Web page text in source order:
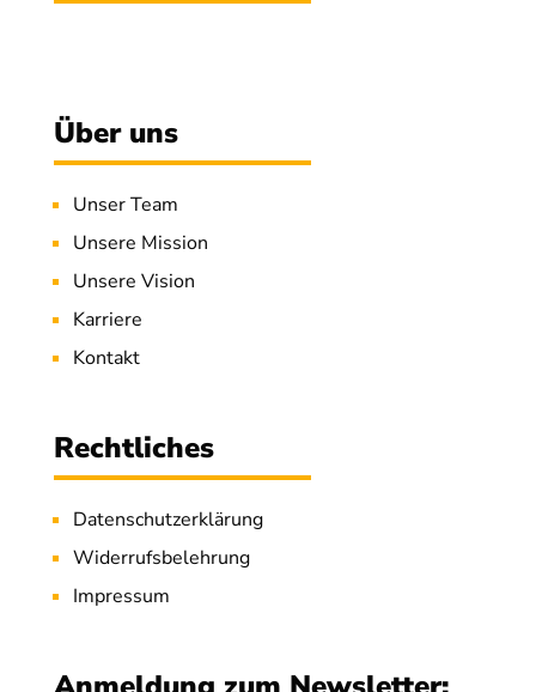
Über uns
Unser Team
Unsere Mission
Unsere Vision
Karriere
Kontakt
Rechtliches
Datenschutzerklärung
Widerrufsbelehrung
Impressum